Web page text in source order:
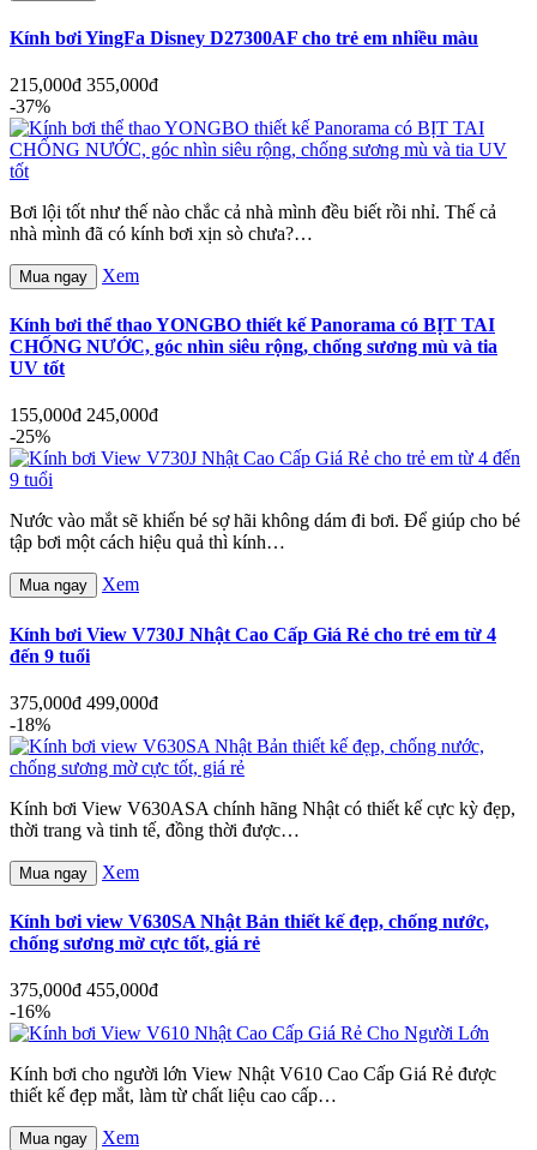
Kính bơi YingFa Disney D27300AF cho trẻ em nhiều màu
215,000đ 355,000đ
-37%
Bơi lội tốt như thế nào chắc cả nhà mình đều biết rồi nhỉ. Thế cả
nhà mình đã có kính bơi xịn sò chưa?…
Mua ngay Xem
Kính bơi thể thao YONGBO thiết kế Panorama có BỊT TAI
CHỐNG NƯỚC, góc nhìn siêu rộng, chống sương mù và tia
UV tốt
155,000đ 245,000đ
-25%
Nước vào mắt sẽ khiến bé sợ hãi không dám đi bơi. Để giúp cho bé
tập bơi một cách hiệu quả thì kính…
Mua ngay Xem
Kính bơi View V730J Nhật Cao Cấp Giá Rẻ cho trẻ em từ 4
đến 9 tuổi
375,000đ 499,000đ
-18%
Kính bơi View V630ASA chính hãng Nhật có thiết kế cực kỳ đẹp,
thời trang và tinh tế, đồng thời được…
Mua ngay Xem
Kính bơi view V630SA Nhật Bản thiết kế đẹp, chống nước,
chống sương mờ cực tốt, giá rẻ
375,000đ 455,000đ
-16%
Kính bơi cho người lớn View Nhật V610 Cao Cấp Giá Rẻ được
thiết kế đẹp mắt, làm từ chất liệu cao cấp…
Mua ngay Xem